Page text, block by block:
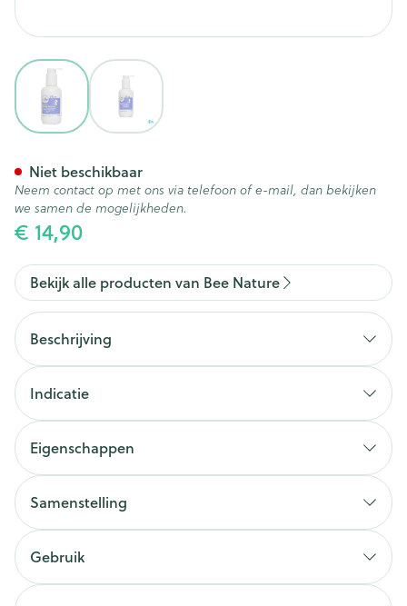
View larger imageView larger image
€ 14,90
Niet beschikbaar
Neem contact op met ons via telefoon of e-mail, dan bekijken
we samen de mogelijkheden.
Bekijk alle producten van Bee Nature
Beschrijving
Indicatie
Eigenschappen
Samenstelling
Gebruik